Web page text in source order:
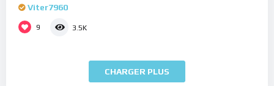
Viter7960
9 3.5K
CHARGER PLUS